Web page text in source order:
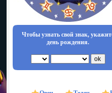
Чтобы узнать свой знак,
день рождения.